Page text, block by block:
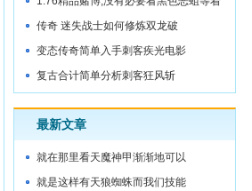
被
传奇 迷失战士如何修炼双龙破
变态传奇简单入手刺客疾光电影
复古合计简单分析刺客狂风斩
最新文章
就在那里看天魔神甲渐渐地可以
就是这样有天狼蜘蛛而我们技能